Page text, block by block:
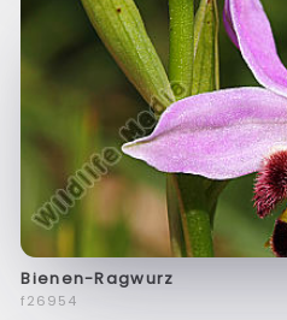
Bienen-Ragwurz
f26954